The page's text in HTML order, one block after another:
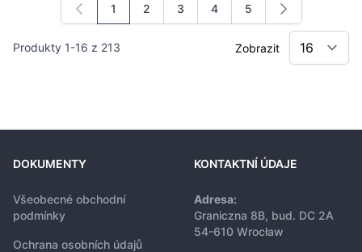
Produkty 1-16 z 213
Právě si prohlížíte stránku
1 Stránka
2 Stránka
3 Stránka
4 Stránka
5
Zobrazit
DOKUMENTY
Všeobecné obchodní
podmínky
Ochrana osobních údajů
KONTAKTNÍ ÚDAJE
Adresa:
Graniczna 8B, bud. DC 2A
54-610 Wrocław